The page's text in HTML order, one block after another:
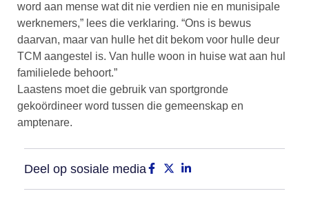
word aan mense wat dit nie verdien nie en munisipale
werknemers,” lees die verklaring. “Ons is bewus
daarvan, maar van hulle het dit bekom voor hulle deur
TCM aangestel is. Van hulle woon in huise wat aan hul
familielede behoort.”
Laastens moet die gebruik van sportgronde
gekoördineer word tussen die gemeenskap en
amptenare.
Deel op sosiale media